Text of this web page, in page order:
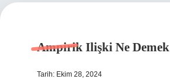
Ampirik Ilişki Ne Demek
Tarih: Ekim 28, 2024